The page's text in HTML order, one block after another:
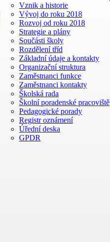
Vznik a historie
Vývoj do roku 2018
Rozvoj od roku 2018
Strategie a plány
Součásti školy
Rozdělení tříd
Základní údaje a kontakty
Organizační struktura
Zaměstnanci funkce
Zaměstnanci kontakty
Školská rada
Školní poradenské pracoviště
Pedagogické porady
Registr oznámení
Úřední deska
GPDR